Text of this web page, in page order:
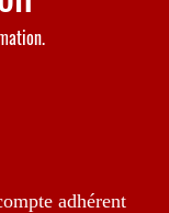
adhérent